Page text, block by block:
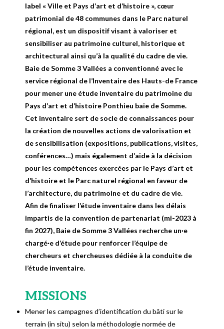
label « Ville et Pays d’art et d’histoire », cœur
patrimonial de 48 communes dans le Parc naturel
régional, est un dispositif visant à valoriser et
sensibiliser au patrimoine culturel, historique et
architectural ainsi qu’à la qualité du cadre de vie.
Baie de Somme 3 Vallées a conventionné avec le
service régional de l’Inventaire des Hauts-de France
pour mener une étude inventaire du patrimoine du
Pays d’art et d’histoire Ponthieu baie de Somme.
Cet inventaire sert de socle de connaissances pour
la création de nouvelles actions de valorisation et
de sensibilisation (expositions, publications, visites,
conférences…) mais également d’aide à la décision
pour les compétences exercées par le Pays d’art et
d’histoire et le Parc naturel régional en faveur de
l’architecture, du patrimoine et du cadre de vie.
Afin de finaliser l’étude inventaire dans les délais
impartis de la convention de partenariat (mi-2023 à
fin 2027), Baie de Somme 3 Vallées recherche un·e
chargé·e d’étude pour renforcer l’équipe de
chercheurs et chercheuses dédiée à la conduite de
l’étude inventaire.
MISSIONS
Mener les campagnes d’identification du bâti sur le
terrain (in situ) selon la méthodologie normée de